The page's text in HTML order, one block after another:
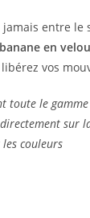
entre le
en
vos
toute le
directement sur
couleurs